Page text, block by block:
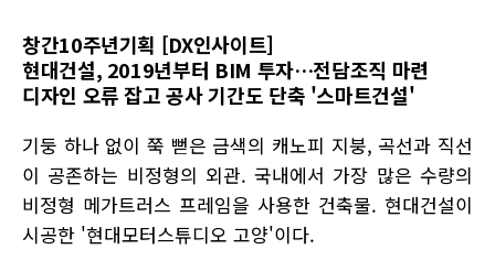
창간10주년기획 [DX인사이트]
현대건설, 2019년부터 BIM 투자…전담조직 마련
디자인 오류 잡고 공사 기간도 단축 '스마트건설'
기둥 하나 없이 쭉 뻗은 금색의 캐노피 지붕, 곡선과 직선
이 공존하는 비정형의 외관. 국내에서 가장 많은 수량의
비정형 메가트러스 프레임을 사용한 건축물. 현대건설이
시공한 '현대모터스튜디오 고양'이다.